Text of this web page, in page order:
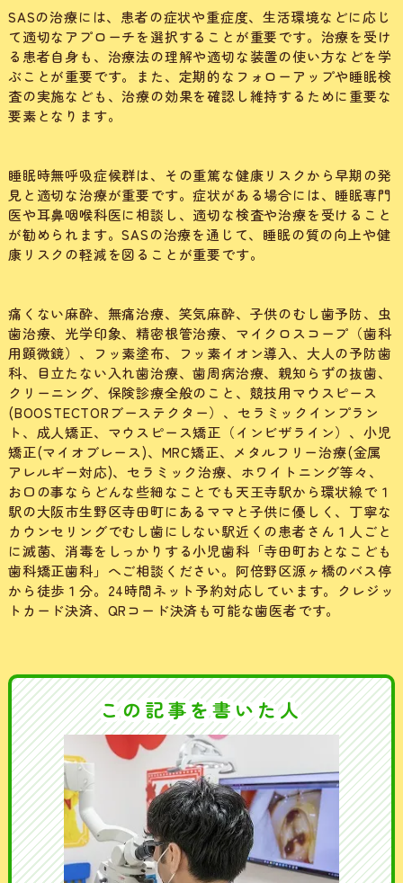
SASの治療には、患者の症状や重症度、生活環境などに応じ
て適切なアプローチを選択することが重要です。治療を受け
る患者自身も、治療法の理解や適切な装置の使い方などを学
ぶことが重要です。また、定期的なフォローアップや睡眠検
査の実施なども、治療の効果を確認し維持するために重要な
要素となります。
睡眠時無呼吸症候群は、その重篤な健康リスクから早期の発
見と適切な治療が重要です。症状がある場合には、睡眠専門
医や耳鼻咽喉科医に相談し、適切な検査や治療を受けること
が勧められます。SASの治療を通じて、睡眠の質の向上や健
康リスクの軽減を図ることが重要です。
痛くない麻酔、無痛治療、笑気麻酔、子供のむし歯予防、虫
歯治療、光学印象、精密根管治療、マイクロスコープ（歯科
用顕微鏡）、フッ素塗布、フッ素イオン導入、大人の予防歯
科、目立たない入れ歯治療、歯周病治療、親知らずの抜歯、
クリーニング、保険診療全般のこと、競技用マウスピース
(BOOSTECTORブーステクター）、セラミックインプラン
ト、成人矯正、マウスピース矯正（インビザライン）、小児
矯正(マイオブレース)、MRC矯正、メタルフリー治療(金属
アレルギー対応)、セラミック治療、ホワイトニング等々、
お口の事ならどんな些細なことでも天王寺駅から環状線で１
駅の大阪市生野区寺田町にあるママと子供に優しく、丁寧な
カウンセリングでむし歯にしない駅近くの患者さん１人ごと
に滅菌、消毒をしっかりする小児歯科「寺田町おとなこども
歯科矯正歯科」へご相談ください。阿倍野区源ヶ橋のバス停
から徒歩１分。24時間ネット予約対応しています。クレジッ
トカード決済、QRコード決済も可能な歯医者です。
この記事を書いた人